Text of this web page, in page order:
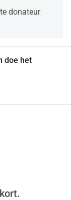
donateur
doe het